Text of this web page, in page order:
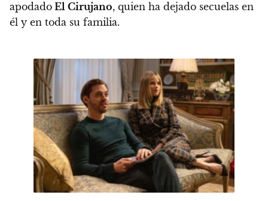
apodado El Cirujano, quien ha dejado secuelas en
él y en toda su familia.